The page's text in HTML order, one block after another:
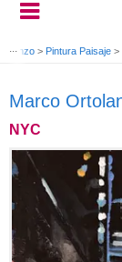
Lienzo > Pintura Paisaje >
Marco
NYC